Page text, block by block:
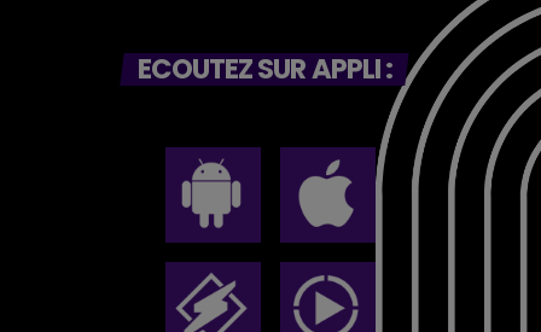
ECOUTEZ SUR APPLI :